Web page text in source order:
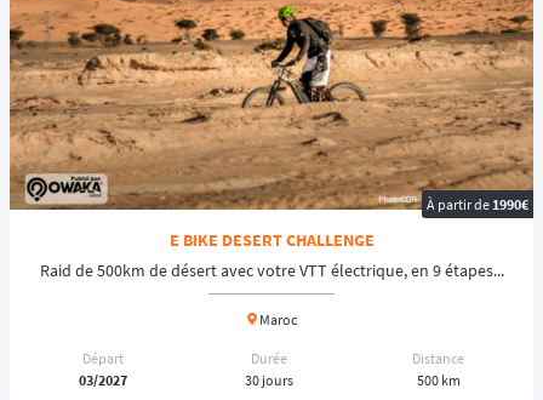
À partir de1990€
E BIKE DESERT CHALLENGE
Raid de 500km de désert avec votre VTT électrique, en 9 étapes...
Maroc
Départ
03/2027
Durée
30 jours
Distance
500 km